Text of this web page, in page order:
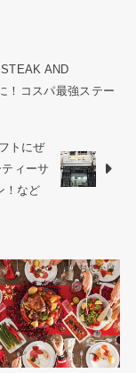
AND
！コスパ最強ステー
トにぜ
ィーサ
！など
旅・おでかけ